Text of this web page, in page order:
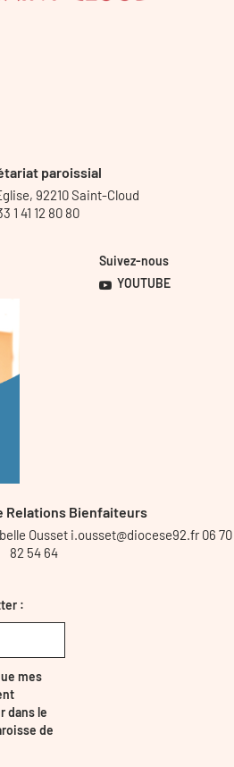
paroissial
92210 Saint-Cloud
1 41 12 80 80
Suivez-nous
YOUTUBE
Relations Bienfaiteurs
Ousset i.ousset@diocese92.fr 06 70
82 54 64
:
mes
dans le
de